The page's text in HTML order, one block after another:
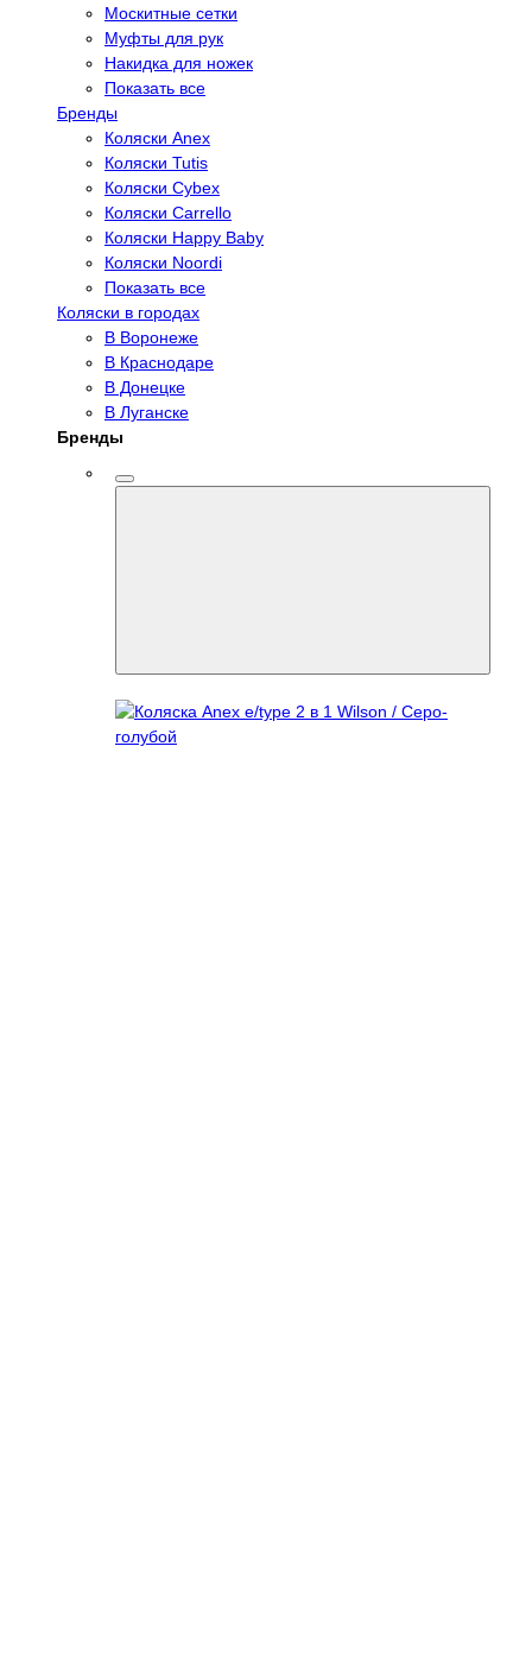
Москитные сетки
Муфты для рук
Накидка для ножек
Показать все
Бренды
Коляски Anex
Коляски Tutis
Коляски Cybex
Коляски Carrello
Коляски Happy Baby
Коляски Noordi
Показать все
Коляски в городах
В Воронеже
В Краснодаре
В Донецке
В Луганске
Бренды